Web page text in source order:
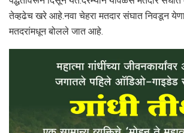
तेव्हढेच खरे आहे.नवा चेहरा मतदार संघात निवडून
मतदरांमधून बोलले जात आहे.